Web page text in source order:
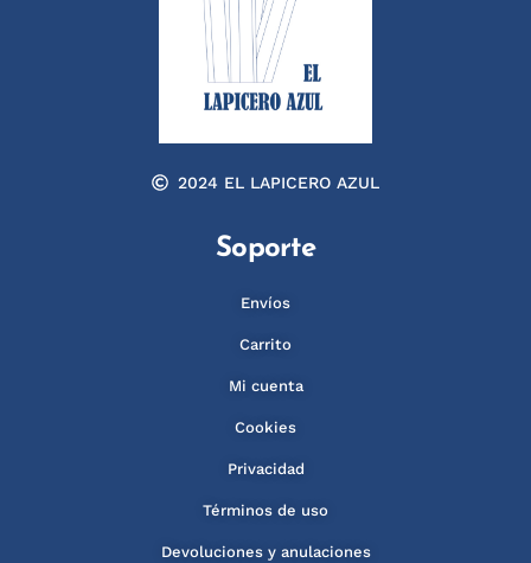
2024 EL LAPICERO AZUL
Soporte
Envíos
Carrito
Mi cuenta
Cookies
Privacidad
Términos de uso
Devoluciones y anulaciones